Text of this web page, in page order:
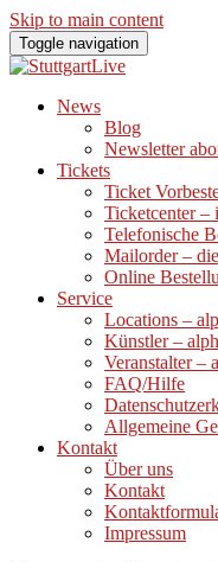
Skip to main content
Toggle navigation
News
Blog
Newsletter
Tickets
Ticket
Ticketcenter –
Telefonische
Mailorder –
Online
Service
Locations –
Künstler –
Veranstalter –
FAQ/Hilfe
Allgemeine
Kontakt
Über uns
Kontakt
Impressum